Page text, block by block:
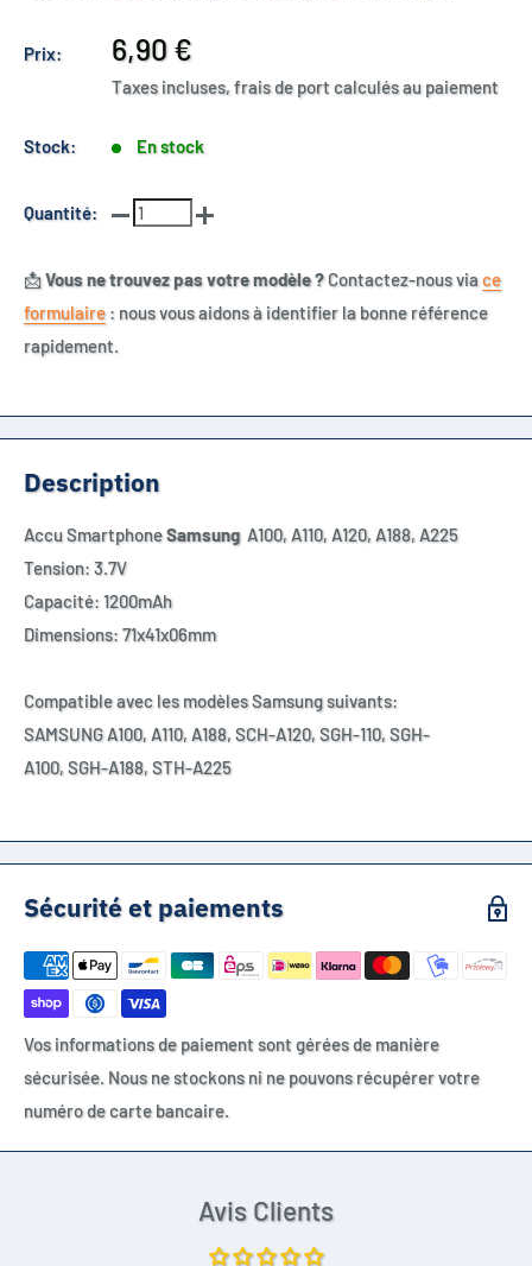
Prix:
Prix
réduit
6,90 €
Taxes incluses, frais de port calculés au paiement
Stock: En stock
Quantité:
📩Vous ne trouvez pas votre modèle ?Contactez-nous viace
formulaire : nous vous aidons à identifier la bonne référence
rapidement.
Description
Accu SmartphoneSamsungA100, A110, A120, A188, A225
Tension: 3.7V
Capacité: 1200mAh
Dimensions: 71x41x06mm
Compatible avec les modèles Samsung suivants:
SAMSUNG A100, A110, A188, SCH-A120, SGH-110, SGH-
A100, SGH-A188, STH-A225
Sécurité et paiements
Vos informations de paiement sont gérées de manière
sécurisée. Nous ne stockons ni ne pouvons récupérer votre
numéro de carte bancaire.
Avis Clients